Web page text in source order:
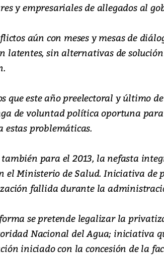
y empresariales de allegados al
aún con meses y mesas de
latentes, sin alternativas de
que este año preelectoral y último
de voluntad política oportuna
estas problemáticas.
también para el 2013, la nefasta
el Ministerio de Salud. Iniciativa de
fallida durante la
se pretende legalizar la
Nacional del Agua; iniciativa
iniciado con la concesión de la